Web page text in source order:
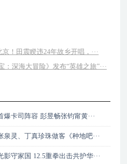
！田震睽违24年故乡开唱，···
：深海大冒险》发布“英雄之旅”···
卡司阵容 彭昱畅张钧甯黄···
灵、丁真珍珠做客《种地吧···
影守家国 12.5重拳出击共护华···